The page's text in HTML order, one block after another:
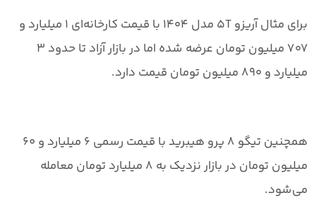
برای مثالآریزو 5T مدل ۱۴۰۴ با قیمت کارخانه‌ای ۱ میلیارد و
۷۰۷ میلیون تومان
عرضه شده اما در بازار آزاد تا حدود ۳
میلیارد و ۸۹۰ میلیون تومان
قیمت دارد.
همچنین تیگو ۸ پرو هیبرید با قیمت رسمی
۶ میلیارد و ۶۰
میلیون تومان در بازار نزدیک به ۸ میلیارد تومان
معامله
می‌شود.